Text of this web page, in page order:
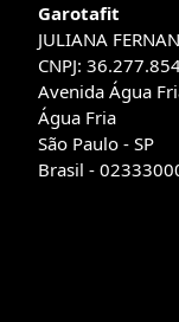
Garotafit
JULIANA
CNPJ:
Avenida Água
Água Fria
São Paulo - SP
Brasil -